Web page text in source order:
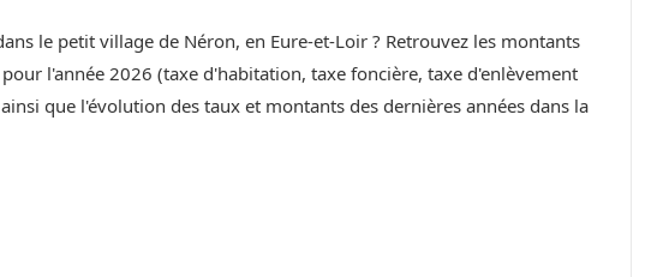
le petit village de Néron, en Eure-et-Loir ? Retrouvez les montants
l'année 2026 (taxe d'habitation, taxe foncière, taxe d'enlèvement
que l'évolution des taux et montants des dernières années dans la